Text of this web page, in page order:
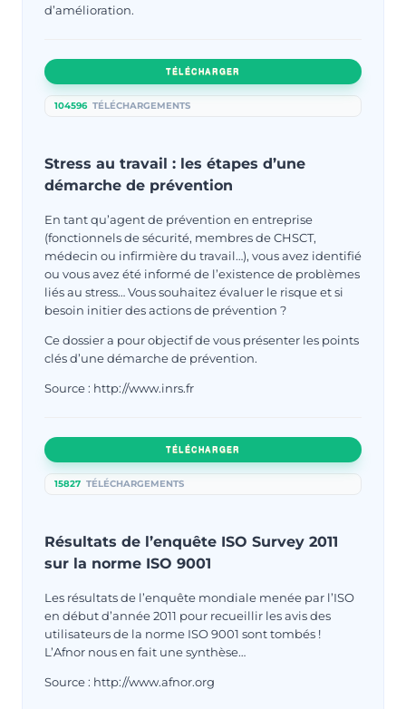
d’amélioration.
TÉLÉCHARGER
104596 TÉLÉCHARGEMENTS
Stress au travail : les étapes d’une
démarche de prévention
En tant qu’agent de prévention en entreprise
(fonctionnels de sécurité, membres de CHSCT,
médecin ou infirmière du travail…), vous avez identifié
ou vous avez été informé de l’existence de problèmes
liés au stress… Vous souhaitez évaluer le risque et si
besoin initier des actions de prévention ?
Ce dossier a pour objectif de vous présenter les points
clés d’une démarche de prévention.
Source : http://www.inrs.fr
TÉLÉCHARGER
15827 TÉLÉCHARGEMENTS
Résultats de l’enquête ISO Survey 2011
sur la norme ISO 9001
Les résultats de l’enquête mondiale menée par l’ISO
en début d’année 2011 pour recueillir les avis des
utilisateurs de la norme ISO 9001 sont tombés !
L’Afnor nous en fait une synthèse…
Source : http://www.afnor.org